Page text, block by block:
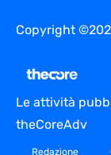
Copyright
Le attività
theCoreAdv
Redazione